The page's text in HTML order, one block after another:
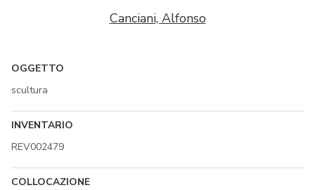
Canciani, Alfonso
OGGETTO
scultura
INVENTARIO
REV002479
COLLOCAZIONE